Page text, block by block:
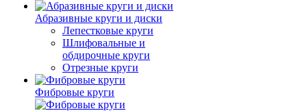
Абразивные круги и диски
Лепестковые круги
Шлифовальные и
обдирочные круги
Отрезные круги
Фибровые круги